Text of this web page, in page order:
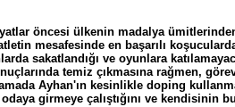
öncesi ülkenin madalya
mesafesinde en başarılı
sakatlandığı ve oyunlara
temiz çıkmasına rağmen,
Ayhan'ın kesinlikle doping
girmeye çalıştığını ve kendisinin